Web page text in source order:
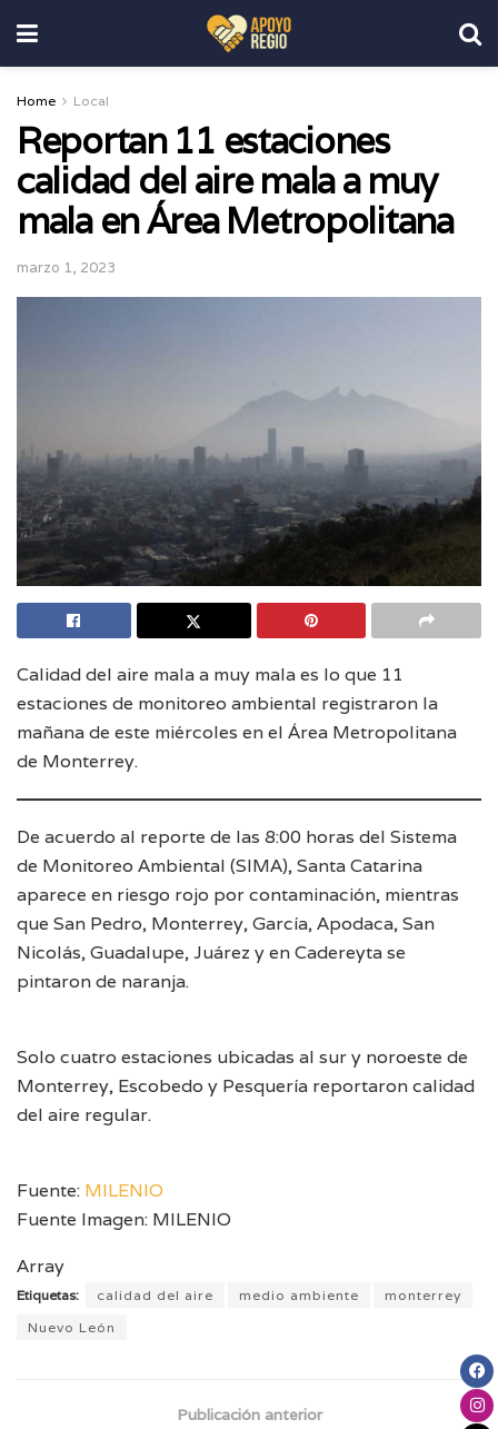
Home Local
Reportan 11 estaciones
calidad del aire mala a muy
mala en Área Metropolitana
marzo 1, 2023
Calidad del aire mala a muy mala es lo que 11
estaciones de monitoreo ambiental registraron la
mañana de este miércoles en el Área Metropolitana
de Monterrey.
De acuerdo al reporte de las 8:00 horas del Sistema
de Monitoreo Ambiental (SIMA), Santa Catarina
aparece en riesgo rojo por contaminación, mientras
que San Pedro, Monterrey, García, Apodaca, San
Nicolás, Guadalupe, Juárez y en Cadereyta se
pintaron de naranja.
Solo cuatro estaciones ubicadas al sur y noroeste de
Monterrey, Escobedo y Pesquería reportaron calidad
del aire regular.
Fuente: MILENIO
Fuente Imagen: MILENIO
Array
Etiquetas: calidad del aire medio ambiente
monterrey
Nuevo León
Publicación anterior